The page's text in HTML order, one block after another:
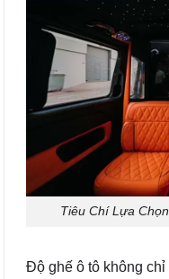
Tiêu Chí Lựa
Độ ghế ô tô không